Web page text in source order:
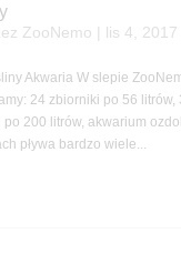
ZooNemo lis 4, 2017
W slepie
24 zbiorniki po 56 litrów,
po 200 litrów, akwarium
pływa bardzo wiele...